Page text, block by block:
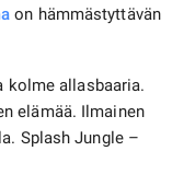
on hämmästyttävän
kolme allasbaaria.
elämää. Ilmainen
Splash Jungle –